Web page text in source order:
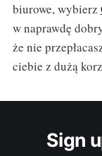
biurowe, wybierz
w naprawdę
że nie
ciebie z dużą
Sign